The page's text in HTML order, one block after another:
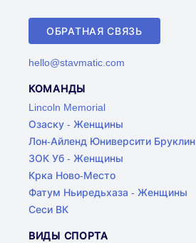
ОБРАТНАЯ СВЯЗЬ
hello@stavmatic.com
КОМАНДЫ
Lincoln Memorial
Озаску - Женщины
Лон-Айленд Юниверсити Бруклин
ЗОК Уб - Женщины
Крка Ново-Место
Фатум Ньиредьхаза - Женщины
Сеси ВК
ВИДЫ СПОРТА